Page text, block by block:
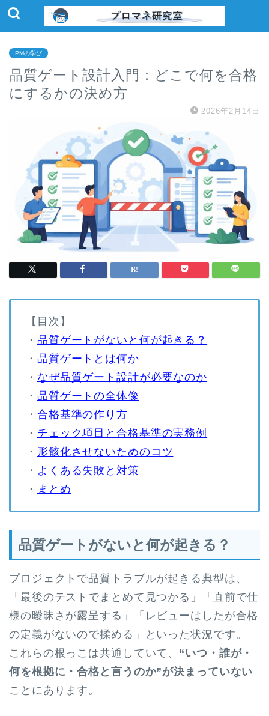
PMの学び
品質ゲート設計入門：どこで何を合格
にするかの決め方
2026年2月14日
【目次】
・ 品質ゲートがないと何が起きる？
・ 品質ゲートとは何か
・ なぜ品質ゲート設計が必要なのか
・ 品質ゲートの全体像
・ 合格基準の作り方
・ チェック項目と合格基準の実務例
・ 形骸化させないためのコツ
・ よくある失敗と対策
・ まとめ
品質ゲートがないと何が起きる？
プロジェクトで品質トラブルが起きる典型は、
「最後のテストでまとめて見つかる」「直前で仕
様の曖昧さが露呈する」「レビューはしたが合格
の定義がないので揉める」といった状況です。
これらの根っこは共通していて、 “いつ・誰が・
何を根拠に・合格と言うのか”が決まっていない
ことにあります。